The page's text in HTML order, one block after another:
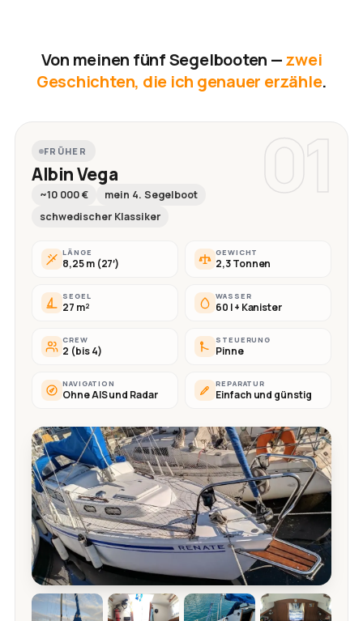
Von meinen fünf Segelbooten —zwei
Geschichten, die ich genauer erzähle.
01
FRÜHER
Albin Vega
~10 000 €
mein 4. Segelboot
schwedischer Klassiker
LÄNGE
8,25 m (27′)
GEWICHT
2,3 Tonnen
SEGEL
27 m²
WASSER
60 l + Kanister
CREW
2 (bis 4)
STEUERUNG
Pinne
NAVIGATION
Ohne AIS und Radar
REPARATUR
Einfach und günstig